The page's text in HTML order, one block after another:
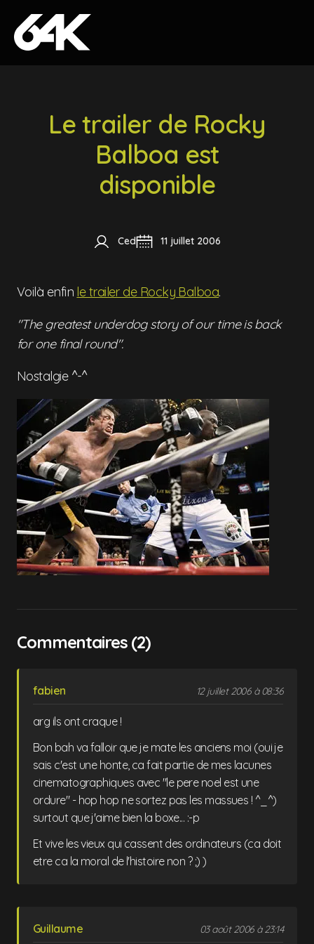
Skip to content
Le trailer de Rocky
Balboa est
disponible
Ced 11 juillet 2006
Voilà enfin le trailer de Rocky Balboa.
"The greatest underdog story of our time is back
for one final round".
Nostalgie ^-^
Commentaires (2)
fabien 12 juillet 2006 à 08:36
arg ils ont craque !
Bon bah va falloir que je mate les anciens moi (oui je
sais c'est une honte, ca fait partie de mes lacunes
cinematographiques avec "le pere noel est une
ordure" - hop hop ne sortez pas les massues ! ^_^)
surtout que j'aime bien la boxe... :-p
Et vive les vieux qui cassent des ordinateurs (ca doit
etre ca la moral de l'histoire non ? ;) )
Guillaume 03 août 2006 à 23:14